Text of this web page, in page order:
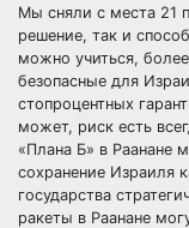
Мы сняли с места 21
решение, так и
можно учиться,
безопасные для
стопроцентных
может, риск есть
«Плана Б» в Раанане
сохранение Израиля
государства
ракеты в Раанане